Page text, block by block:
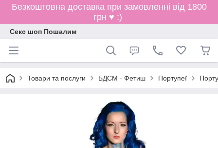
Безкоштовна доставка при замовленні від 1800
грн ♥ :)
Секс шоп Пошалим
Товари та послуги БДСМ - Фетиш Портупеї